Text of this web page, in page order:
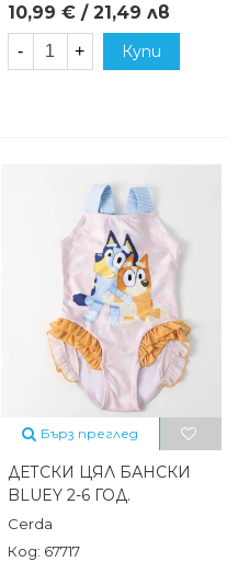
10,99 € / 21,49 лв
- + Купи
Бърз преглед
ДЕТСКИ ЦЯЛ БАНСКИ
BLUEY 2-6 ГОД.
Cerda
Код: 67717